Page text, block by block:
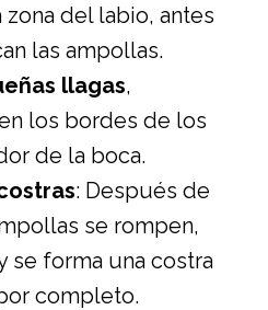
del labio, antes
las ampollas.
llagas,
los bordes de los
de la boca.
: Después de
se rompen,
se forma una costra
completo.